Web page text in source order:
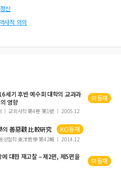
신
사적 의의
세기 후반 예수회 대학의 교과과
영향
미등재
교회사학 第4卷 第1號 2005.12
의 善惡觀 比較硏究 KCI등재
양철학 東洋哲學 第42輯 2014.12
대한 재고찰 – 제2편, 제5편을
미등재